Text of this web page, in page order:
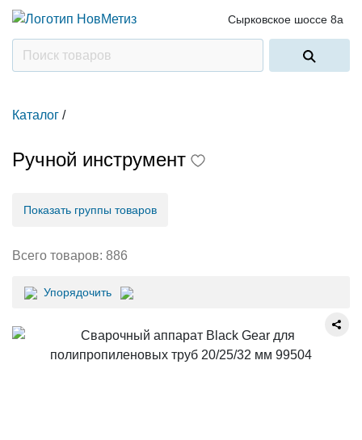
Сырковское шоссе 8а
Каталог /
Ручной инструмент
Показать группы товаров
Всего товаров: 886
Упорядочить